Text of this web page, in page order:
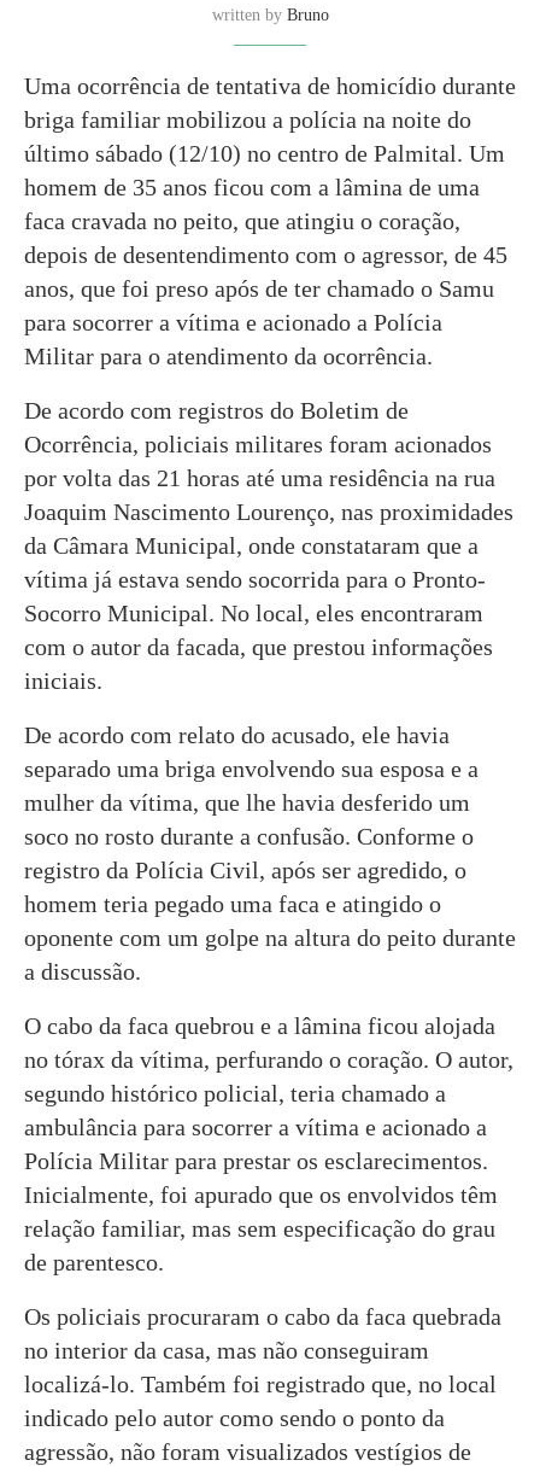
written by Bruno
Uma ocorrência de tentativa de homicídio durante
briga familiar mobilizou a polícia na noite do
último sábado (12/10) no centro de Palmital. Um
homem de 35 anos ficou com a lâmina de uma
faca cravada no peito, que atingiu o coração,
depois de desentendimento com o agressor, de 45
anos, que foi preso após de ter chamado o Samu
para socorrer a vítima e acionado a Polícia
Militar para o atendimento da ocorrência.
De acordo com registros do Boletim de
Ocorrência, policiais militares foram acionados
por volta das 21 horas até uma residência na rua
Joaquim Nascimento Lourenço, nas proximidades
da Câmara Municipal, onde constataram que a
vítima já estava sendo socorrida para o Pronto-
Socorro Municipal. No local, eles encontraram
com o autor da facada, que prestou informações
iniciais.
De acordo com relato do acusado, ele havia
separado uma briga envolvendo sua esposa e a
mulher da vítima, que lhe havia desferido um
soco no rosto durante a confusão. Conforme o
registro da Polícia Civil, após ser agredido, o
homem teria pegado uma faca e atingido o
oponente com um golpe na altura do peito durante
a discussão.
O cabo da faca quebrou e a lâmina ficou alojada
no tórax da vítima, perfurando o coração. O autor,
segundo histórico policial, teria chamado a
ambulância para socorrer a vítima e acionado a
Polícia Militar para prestar os esclarecimentos.
Inicialmente, foi apurado que os envolvidos têm
relação familiar, mas sem especificação do grau
de parentesco.
Os policiais procuraram o cabo da faca quebrada
no interior da casa, mas não conseguiram
localizá-lo. Também foi registrado que, no local
indicado pelo autor como sendo o ponto da
agressão, não foram visualizados vestígios de